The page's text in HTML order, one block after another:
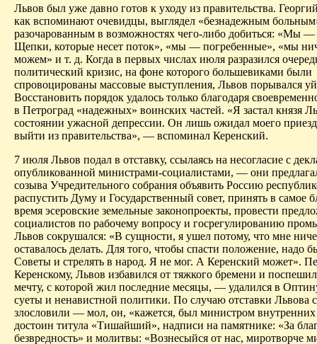
Львов был уже давно готов к уходу из правительства.
как вспоминают очевидцы, выглядел «безнадежным
разочарованным в возможностях чего-либо добиться: «Мы
Щепки, которые несет поток», «мы — погребенные», «мы
можем» и т. д. Когда в первых числах июля разразился
политический кризис, на фоне которого большевиками были
спровоцированы массовые выступления, Львов порывался
Восстановить порядок удалось только благодаря
в Петроград «надежных» воинских частей. «Я застал князя
состоянии ужасной депрессии. Он лишь ожидал моего
выйти из правительства», — вспоминал Керенский.
7 июля Львов подал в отставку, ссылаясь на несогласие с
опубликованной министрами-социалистами, — они
созыва Учредительного собрания объявить Россию
распустить Думу и Государственный совет, принять в самое
время эсеровские земельные законопроекты, провести
социалистов по рабочему вопросу и госрегулированию
Львов сокрушался: «В сущности, я ушел потому, что мне
оставалось делать. Для того, чтобы спасти положение, надо
Советы и стрелять в народ. Я не мог. А Керенский может».
Керенскому, Львов избавился от тяжкого бремени и
мечту, с которой жил последние месяцы, — удалился в
суеты и ненавистной политики. По случаю отставки Львова
злословили — мол, он, «кажется, был министром внутренних
достоин титула «Тишайший», надписи на памятнике: «За
безвредность» и молитвы: «Вознесыйся от нас, миротворче